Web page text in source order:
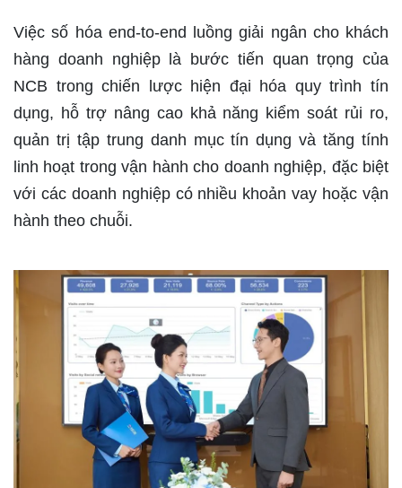
Việc số hóa end-to-end luồng giải ngân cho khách
hàng doanh nghiệp là bước tiến quan trọng của
NCB trong chiến lược hiện đại hóa quy trình tín
dụng, hỗ trợ nâng cao khả năng kiểm soát rủi ro,
quản trị tập trung danh mục tín dụng và tăng tính
linh hoạt trong vận hành cho doanh nghiệp, đặc biệt
với các doanh nghiệp có nhiều khoản vay hoặc vận
hành theo chuỗi.